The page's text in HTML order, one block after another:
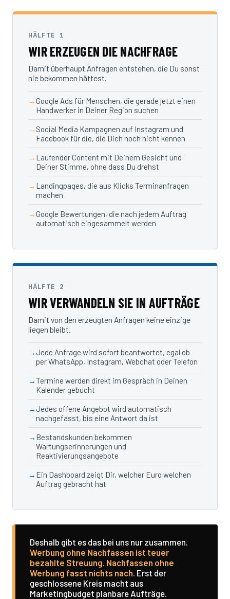
HÄLFTE 1
WIR ERZEUGEN DIE NACHFRAGE
Damit überhaupt Anfragen entstehen, die Du sonst
nie bekommen hättest.
Google Ads für Menschen, die gerade jetzt einen
Handwerker in Deiner Region suchen
Social Media Kampagnen auf Instagram und
Facebook für die, die Dich noch nicht kennen
Laufender Content mit Deinem Gesicht und
Deiner Stimme, ohne dass Du drehst
Landingpages, die aus Klicks Terminanfragen
machen
Google Bewertungen, die nach jedem Auftrag
automatisch eingesammelt werden
HÄLFTE 2
WIR VERWANDELN SIE IN AUFTRÄGE
Damit von den erzeugten Anfragen keine einzige
liegen bleibt.
Jede Anfrage wird sofort beantwortet, egal ob
per WhatsApp, Instagram, Webchat oder Telefon
Termine werden direkt im Gespräch in Deinen
Kalender gebucht
Jedes offene Angebot wird automatisch
nachgefasst, bis eine Antwort da ist
Bestandskunden bekommen
Wartungserinnerungen und
Reaktivierungsangebote
Ein Dashboard zeigt Dir, welcher Euro welchen
Auftrag gebracht hat
Deshalb gibt es das bei uns nur zusammen.
Werbung ohne Nachfassen ist teuer
bezahlte Streuung. Nachfassen ohne
Werbung fasst nichts nach. Erst der
geschlossene Kreis macht aus
Marketingbudget planbare Aufträge.